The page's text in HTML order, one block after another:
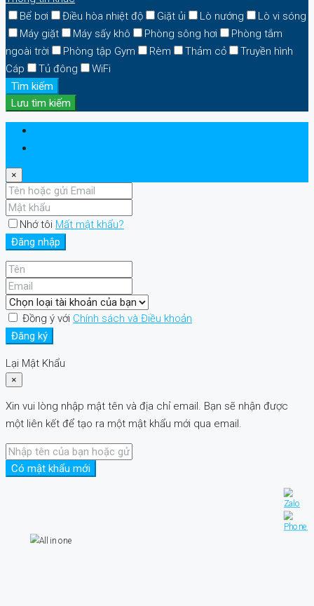
Bể bơi
Điều hòa nhiệt độ Giặt ủi Lò nướng
Lò vi sóng
Máy giặt
Máy sấy khô Phòng sông hơi
Phòng tắm
ngoài trời
Phòng tập Gym Rèm Thảm cỏ
Truyền hình
Cáp
Tủ đông
WiFi
Tìm kiếm
Lưu tìm kiếm
×
Nhớ tôi Mất mật khẩu?
Đăng nhập
Đồng ý với Chính sách và Điều khoản
Đăng ký
Lại Mật Khẩu
×
Xin vui lòng nhập mật tên và địa chỉ email. Bạn sẽ nhận được
một liên kết để tạo ra một mật khẩu mới qua email.
Có mật khẩu mới